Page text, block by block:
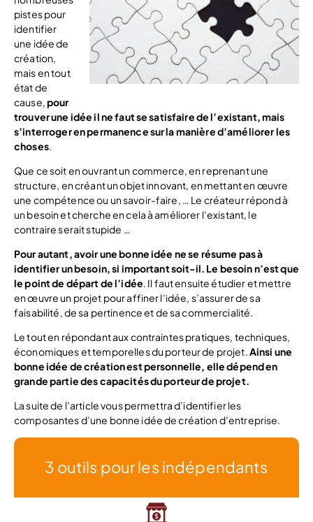
pistes pour
identifier
une idée de
création,
mais en tout
état de
cause, pour
trouver une idée il ne faut se satisfaire de l’existant, mais
s’interroger en permanence sur la manière d’améliorer les
choses.
Que ce soit en ouvrant un commerce, en reprenant une
structure, en créant un objet innovant, en mettant en œuvre
une compétence ou un savoir-faire, … Le créateur répond à
un besoin et cherche en cela à améliorer l’existant, le
contraire serait stupide …
Pour autant, avoir une bonne idée ne se résume pas à
identifier un besoin, si important soit-il. Le besoin n’est que
le point de départ de l’idée . Il faut ensuite étudier et mettre
en œuvre un projet pour affiner l’idée, s’assurer de sa
faisabilité, de sa pertinence et de sa commercialité.
Le tout en répondant aux contraintes pratiques, techniques,
économiques et temporelles du porteur de projet. Ainsi une
bonne idée de création est personnelle, elle dépend en
grande partie des capacités du porteur de projet.
La suite de l’article vous permettra d’identifier les
composantes d’une bonne idée de création d’entreprise.
3 outils pour les indépendants